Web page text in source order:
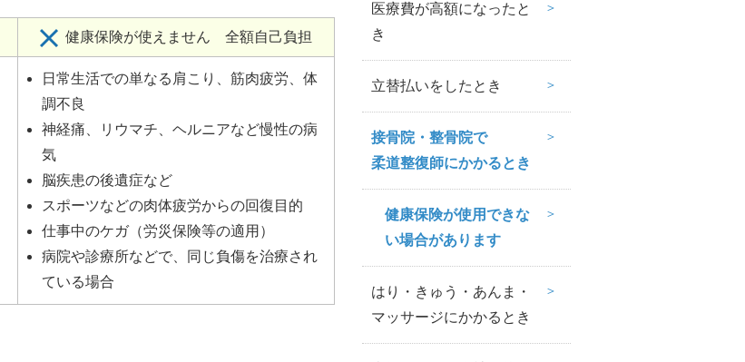
健康保険が使えません 全額自己負担
日常生活での単なる肩こり、筋肉疲労、体
調不良
神経痛、リウマチ、ヘルニアなど慢性の病
気
脳疾患の後遺症など
スポーツなどの肉体疲労からの回復目的
仕事中のケガ（労災保険等の適用）
病院や診療所などで、同じ負傷を治療され
ている場合
医療費が高額になったと
き
立替払いをしたとき
接骨院・整骨院で
柔道整復師にかかるとき
健康保険が使用できな
い場合があります
はり・きゅう・あんま・
マッサージにかかるとき